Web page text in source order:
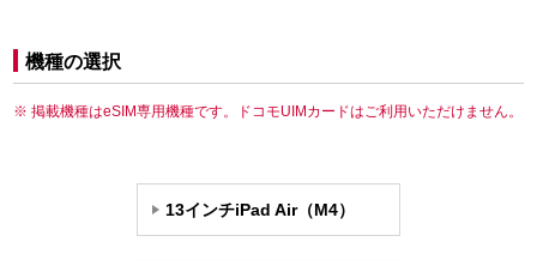
機種の選択
掲載機種はeSIM専用機種です。ドコモUIMカードはご利用いただけません。
13インチiPad Air（M4）